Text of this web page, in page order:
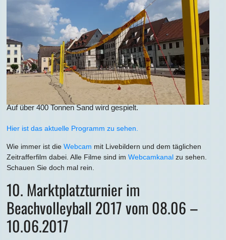
Auf über 400 Tonnen Sand wird gespielt.
Hier ist das aktuelle Programm zu sehen.
Wie immer ist dieWebcam mit Livebildern und dem täglichen
Zeitrafferfilm dabei. Alle Filme sind imWebcamkanal zu sehen.
Schauen Sie doch mal rein.
10. Marktplatzturnier im
Beachvolleyball 2017 vom 08.06 –
10.06.2017